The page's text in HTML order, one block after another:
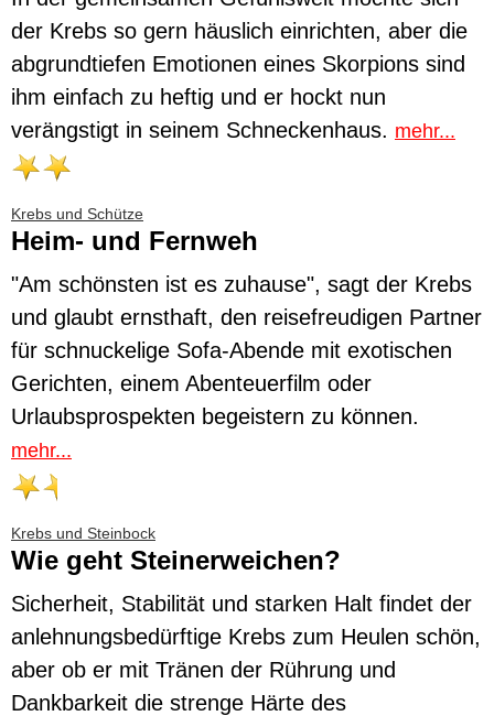
der Krebs so gern häuslich einrichten, aber die
abgrundtiefen Emotionen eines Skorpions sind
ihm einfach zu heftig und er hockt nun
verängstigt in seinem Schneckenhaus. mehr...
Krebs und Schütze
Heim- und Fernweh
"Am schönsten ist es zuhause", sagt der Krebs
und glaubt ernsthaft, den reisefreudigen Partner
für schnuckelige Sofa-Abende mit exotischen
Gerichten, einem Abenteuerfilm oder
Urlaubsprospekten begeistern zu können.
mehr...
Krebs und Steinbock
Wie geht Steinerweichen?
Sicherheit, Stabilität und starken Halt findet der
anlehnungsbedürftige Krebs zum Heulen schön,
aber ob er mit Tränen der Rührung und
Dankbarkeit die strenge Härte des